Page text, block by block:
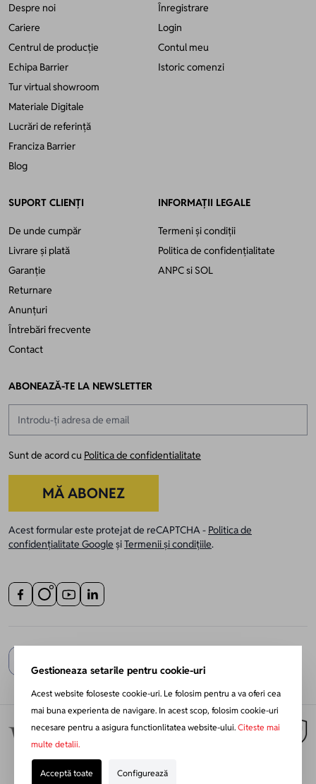
Despre noi
Cariere
Centrul de producție
Echipa Barrier
Tur virtual showroom
Materiale Digitale
Lucrări de referință
Franciza Barrier
Blog
Înregistrare
Login
Contul meu
Istoric comenzi
SUPORT CLIENȚI
De unde cumpăr
Livrare și plată
Garanție
Returnare
Anunțuri
Întrebări frecvente
Contact
INFORMAȚII LEGALE
Termeni și condiții
Politica de confidențialitate
ANPCsi SOL
ABONEAZĂ-TE LA NEWSLETTER
Sunt de acord cu Politica de confidentialitate
MĂ ABONEZ
Acest formular este protejat de reCAPTCHA - Politica de
confidențialitate Google șiTermenii și condițiile.
Gestioneaza setarile pentru cookie-uri
Acest website foloseste cookie-uri. Le folosim pentru a va oferi cea
mai buna experienta de navigare. In acest scop, folosim cookie-uri
necesare pentru a asigura functionlitatea website-ului. Citeste mai
multe detalii.
Acceptă toate Configurează